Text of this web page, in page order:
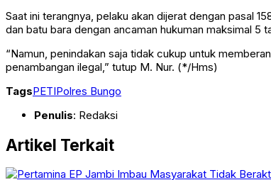
Saat ini terangnya, pelaku akan dijerat dengan pasal
dan batu bara dengan ancaman hukuman maksimal 5
“Namun, penindakan saja tidak cukup untuk
penambangan ilegal,” tutup M. Nur. (*/Hms)
TagsPETIPolres Bungo
Penulis: Redaksi
Artikel Terkait